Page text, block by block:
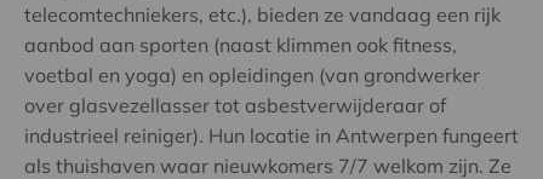
telecomtechniekers, etc.), bieden ze vandaag een rijk
aanbod aan sporten (naast klimmen ook fitness,
voetbal en yoga) en opleidingen (van grondwerker
over glasvezellasser tot asbestverwijderaar of
industrieel reiniger). Hun locatie in Antwerpen fungeert
als thuishaven waar nieuwkomers 7/7 welkom zijn. Ze